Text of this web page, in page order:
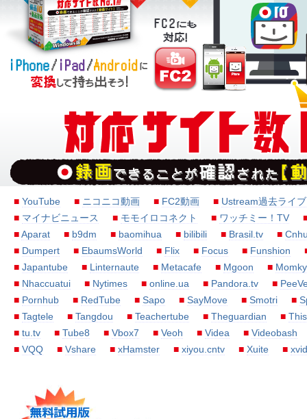
■ YouTube ■ ニコニコ動画 ■ FC2動画 ■ Ustream過去ライブ
■ マイナビニュース ■ モモイロコネクト ■ ワッチミー！TV
■Aparat ■ b9dm ■ baomihua ■ bilibili ■ Brasil.tv ■
■ Dumpert ■ EbaumsWorld ■ Flix ■ Focus ■ Funshion
■ Japantube ■ Linternaute ■ Metacafe ■ Mgoon ■
■ Nhaccuatui ■ Nytimes ■ online.ua ■ Pandora.tv ■
■ Pornhub ■ RedTube ■ Sapo ■ SayMove ■ Smotri ■
■ Tagtele ■ Tangdou ■ Teachertube ■ Theguardian ■
■ tu.tv ■ Tube8 ■ Vbox7 ■ Veoh ■ Videa ■ Videobash
■ VQQ ■ Vshare ■ xHamster ■ xiyou.cntv ■ Xuite ■